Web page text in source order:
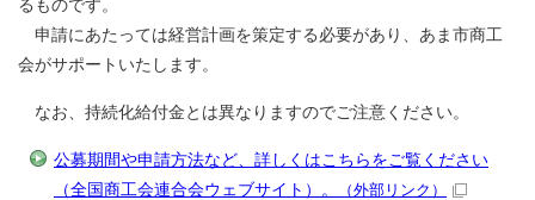
るものです。
申請にあたっては経営計画を策定する必要があり、あま市商工
会がサポートいたします。
なお、持続化給付金とは異なりますのでご注意ください。
公募期間や申請方法など、詳しくはこちらをご覧ください
（全国商工会連合会ウェブサイト）。
（外部リンク）